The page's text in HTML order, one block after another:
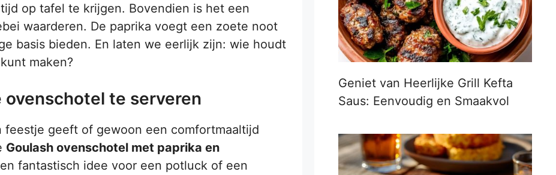
op tafel te krijgen. Bovendien is het een
waarderen. De paprika voegt een zoete noot
basis bieden. En laten we eerlijk zijn: wie houdt
maken?
te serveren
geeft of gewoon een comfortmaaltijd
Goulash ovenschotel met paprika en
fantastisch idee voor een potluck of een
Geniet van Heerlijke Grill Kefta
Saus: Eenvoudig en Smaakvol